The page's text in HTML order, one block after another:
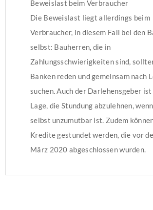
Beweislast beim Verbraucher
Die Beweislast liegt allerdings beim
Verbraucher, in diesem Fall bei den
selbst: Bauherren, die in
Zahlungsschwierigkeiten sind,
Banken reden und gemeinsam nach
suchen. Auch der Darlehensgeber
Lage, die Stundung abzulehnen,
selbst unzumutbar ist. Zudem
Kredite gestundet werden, die vor
März 2020 abgeschlossen wurden.